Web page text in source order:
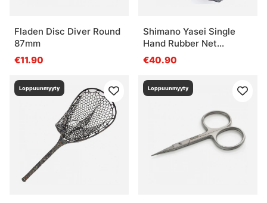
Fladen Disc Diver Round
87mm
€11.90
Shimano Yasei Single
Hand Rubber Net
Foldable - Floating
€40.90
Loppuunmyyty Loppuunmyyty